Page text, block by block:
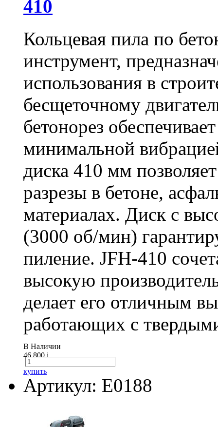
410
Кольцевая пила по
инструмент,
использования в
бесщеточному
бетонорез
минимальной
диска 410 мм
разрезы в бетоне,
материалах. Диск с
(3000 об/мин)
пиление. JFH-410
высокую
делает его отличным
работающих с
В Наличии
46 800i
купить
Артикул: E0188